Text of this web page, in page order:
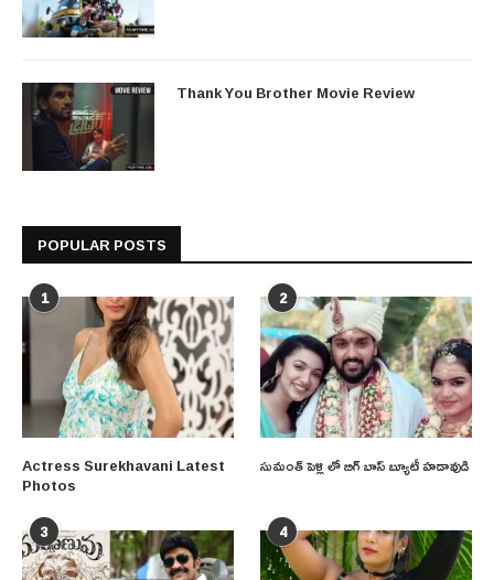
Thank You Brother Movie Review
POPULAR POSTS
1
Actress Surekhavani Latest
Photos
2
సుమంత్ పెళ్లి లో బిగ్ బాస్ బ్యూటీ హడావుడి
3 4